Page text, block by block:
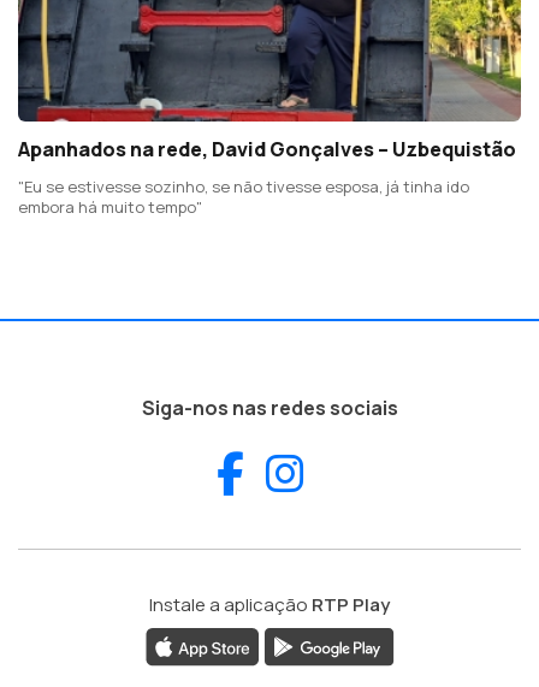
Apanhados na rede, David Gonçalves – Uzbequistão
"Eu se estivesse sozinho, se não tivesse esposa, já tinha ido
embora há muito tempo"
Siga-nos nas redes sociais
Facebook
Instale a aplicação RTP Play